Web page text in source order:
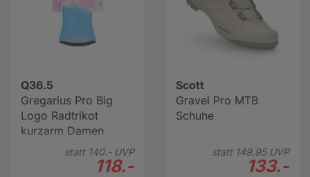
Q36.5
Gregarius Pro Big
Logo Radtrikot
kurzarm Damen
statt 140.-UVP
118.-
Scott
Gravel Pro MTB
Schuhe
statt 149.95UVP
133.-